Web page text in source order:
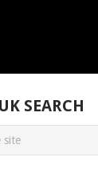
SEARCH